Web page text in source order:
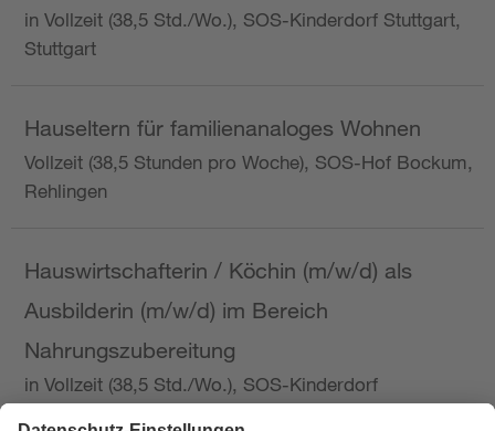
in Vollzeit (38,5 Std./Wo.), SOS-Kinderdorf Stuttgart,
Stuttgart
Hauseltern für familienanaloges Wohnen
Vollzeit (38,5 Stunden pro Woche), SOS-Hof Bockum,
Rehlingen
Hauswirtschafterin / Köchin (m/w/d) als
Ausbilderin (m/w/d) im Bereich
Nahrungszubereitung
in Vollzeit (38,5 Std./Wo.), SOS-Kinderdorf